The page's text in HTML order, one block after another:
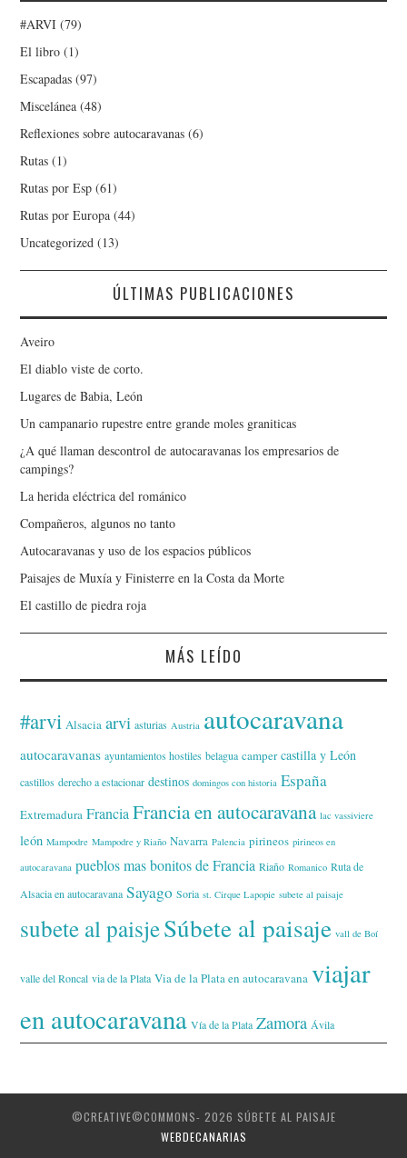
#ARVI (79)
El libro (1)
Escapadas (97)
Miscelánea (48)
Reflexiones sobre autocaravanas (6)
Rutas (1)
Rutas por Esp (61)
Rutas por Europa (44)
Uncategorized (13)
ÚLTIMAS PUBLICACIONES
Aveiro
El diablo viste de corto.
Lugares de Babia, León
Un campanario rupestre entre grande moles graniticas
¿A qué llaman descontrol de autocaravanas los empresarios de
campings?
La herida eléctrica del románico
Compañeros, algunos no tanto
Autocaravanas y uso de los espacios públicos
Paisajes de Muxía y Finisterre en la Costa da Morte
El castillo de piedra roja
MÁS LEÍDO
#arvi Alsacia arvi asturias Austria autocaravana
autocaravanas ayuntamientos hostiles belagua camper castilla y León
castillos derecho a estacionar destinos domingos con historia España
Extremadura Francia Francia en autocaravana lac vassiviere
león Mampodre Mampodre y Riaño Navarra Palencia pirineos pirineos en
autocaravana pueblos mas bonitos de Francia Riaño Romanico Ruta de
Alsacia en autocaravana Sayago Soria st. Cirque Lapopie subete al paisaje
subete al paisjeSúbete al paisaje vall de Boí
valle del Roncal via de la Plata Via de la Plata en autocaravana viajar
en autocaravana Vía de la Plata Zamora Ávila
©CREATIVE©COMMONS- 2026 SÚBETE AL PAISAJE
WEBDECANARIAS